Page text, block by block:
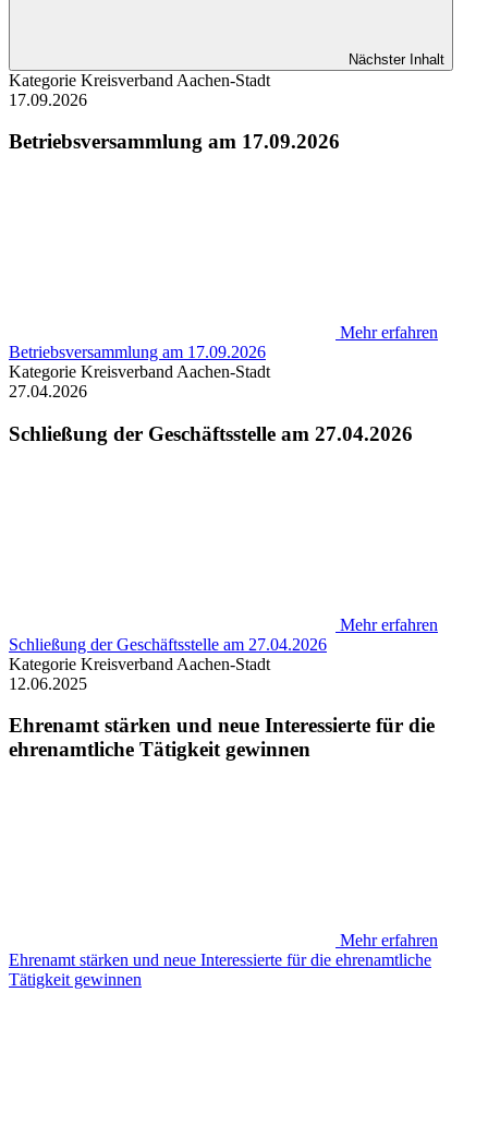
Nächster Inhalt
Kategorie Kreisverband Aachen-Stadt
17.09.2026
Betriebsversammlung am 17.09.2026
Mehr erfahren
Betriebsversammlung am 17.09.2026
Kategorie Kreisverband Aachen-Stadt
27.04.2026
Schließung der Geschäftsstelle am 27.04.2026
Mehr erfahren
Schließung der Geschäftsstelle am 27.04.2026
Kategorie Kreisverband Aachen-Stadt
12.06.2025
Ehrenamt stärken und neue Interessierte für die
ehrenamtliche Tätigkeit gewinnen
Mehr erfahren
Ehrenamt stärken und neue Interessierte für die ehrenamtliche
Tätigkeit gewinnen